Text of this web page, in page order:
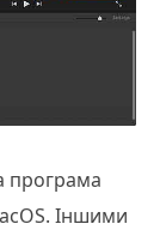
програма
Іншими